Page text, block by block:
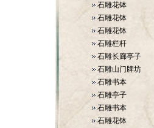
石雕花钵
石雕花钵
石雕花钵
石雕栏杆
石雕长廊亭子
石雕山门牌坊
石雕书本
石雕亭子
石雕书本
石雕花钵